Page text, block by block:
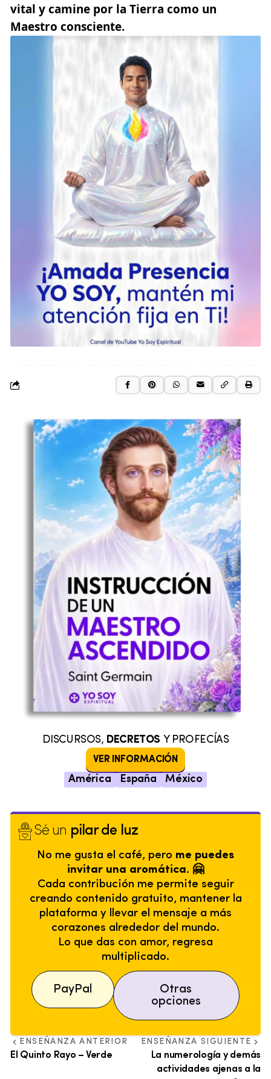
vital y camine por la Tierra como un
Maestro consciente.
DISCURSOS, DECRETOS Y PROFECÍAS
VER INFORMACIÓN
América España México
Sé un pilar de luz
No me gusta el café, pero me puedes
invitar una aromática. 🤗
Cada contribución me permite seguir
creando contenido gratuito, mantener la
plataforma y llevar el mensaje a más
corazones alrededor del mundo.
Lo que das con amor, regresa
multiplicado.
PayPal
Otras
opciones
ENSEÑANZA ANTERIOR
El Quinto Rayo – Verde
ENSEÑANZA SIGUIENTE
La numerología y demás
actividades ajenas a la